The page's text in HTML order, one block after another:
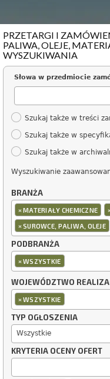
PRZETARGI I
PALIWA, OLEJE,
WYSZUKIWANIA
Słowa w przedmiocie
Szukaj także w treści
Szukaj także w
Szukaj także w
Wyszukiwanie
BRANŻA
×MATERIAŁY CHEMICZNE
×SUROWCE, PALIWA, OLEJE
PODBRANŻA
×WSZYSTKIE
WOJEWÓDZTWO
×WSZYSTKIE
TYP OGŁOSZENIA
Wszystkie
KRYTERIA OCENY OFERT